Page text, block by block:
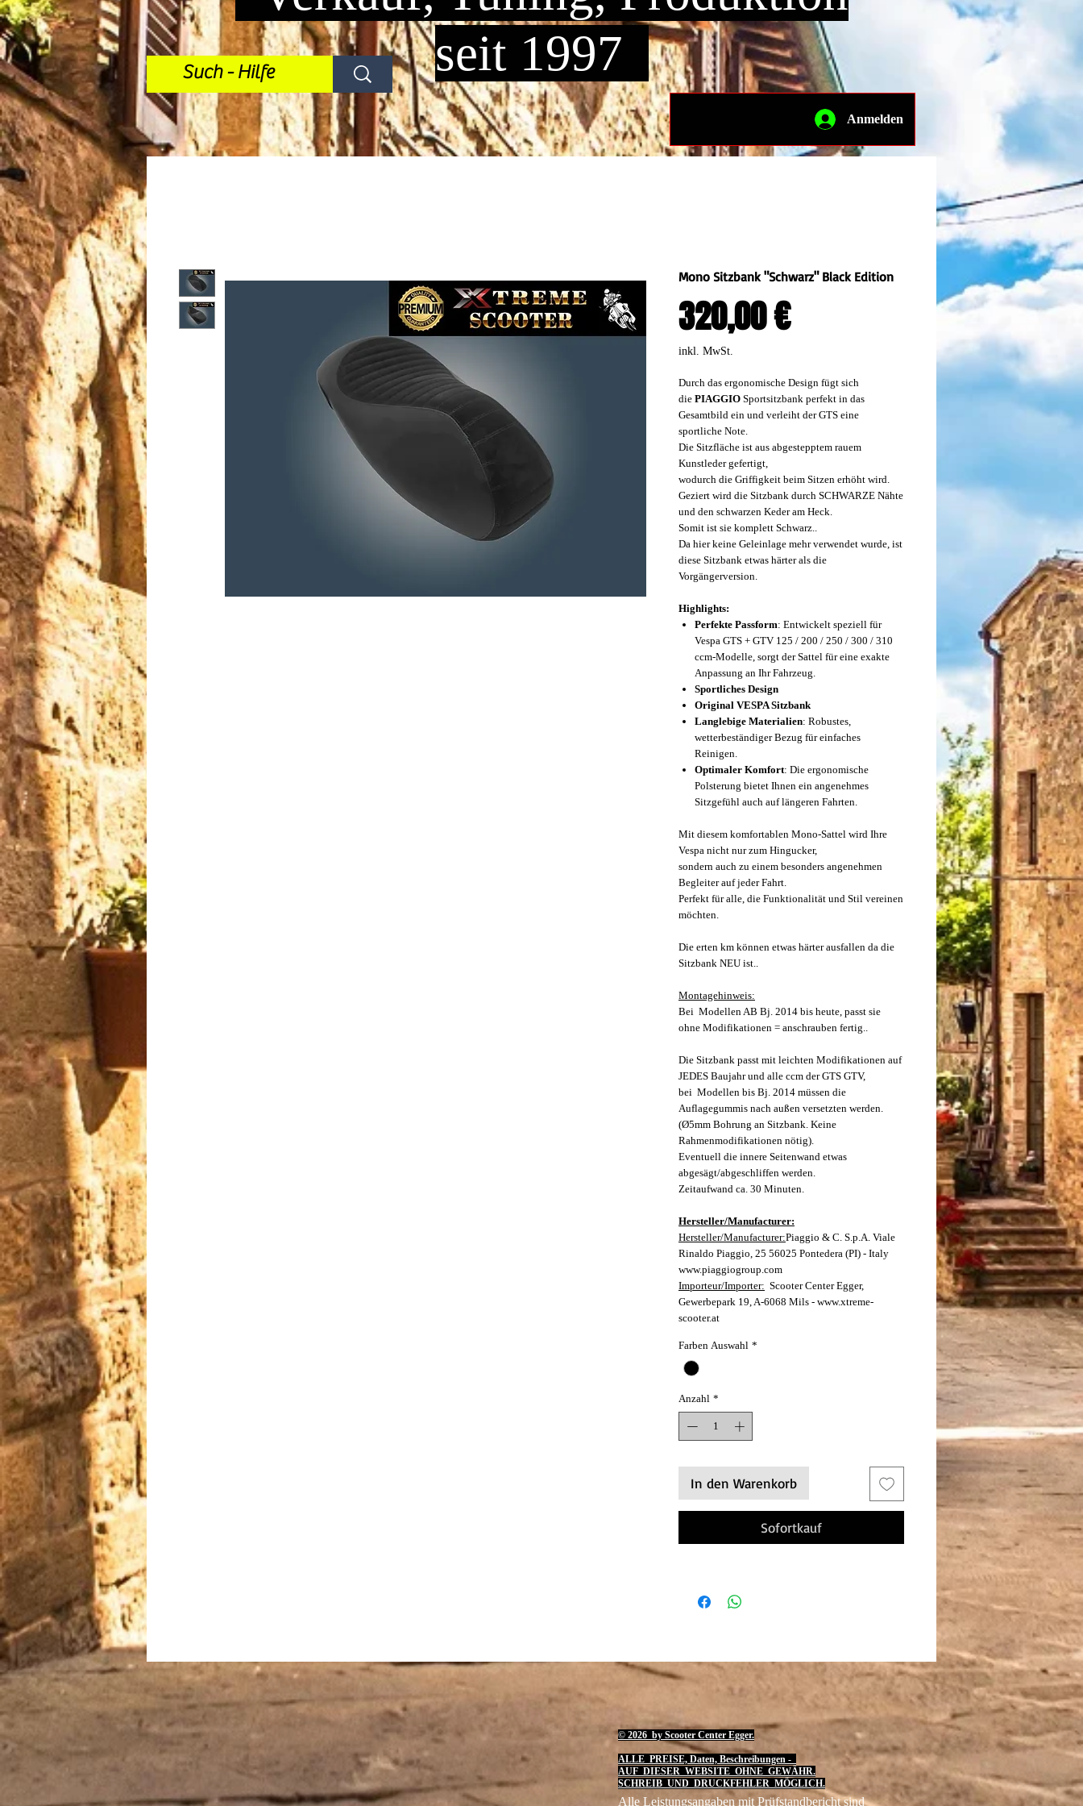
seit 1997
Anmelden
Mono Sitzbank "Schwarz" Black Edition
320,00 €Preis
inkl. MwSt.
Durch das ergonomische Design fügt sich
die PIAGGIO Sportsitzbank perfekt in das
Gesamtbild ein und verleiht der GTS eine
sportliche Note.
Die Sitzfläche ist aus abgestepptem rauem
Kunstleder gefertigt,
wodurch die Griffigkeit beim Sitzen erhöht wird.
Geziert wird die Sitzbank durch SCHWARZE Nähte
und den schwarzen Keder am Heck.
Somit ist sie komplett Schwarz..
Da hier keine Geleinlage mehr verwendet wurde, ist
diese Sitzbank etwas härter als die
Vorgängerversion.
Highlights:
Perfekte Passform: Entwickelt speziell für
Vespa GTS + GTV 125 / 200 / 250 / 300 / 310
ccm-Modelle, sorgt der Sattel für eine exakte
Anpassung an Ihr Fahrzeug.
Sportliches Design
Original VESPA Sitzbank
Langlebige Materialien: Robustes,
wetterbeständiger Bezug für einfaches
Reinigen.
Optimaler Komfort: Die ergonomische
Polsterung bietet Ihnen ein angenehmes
Sitzgefühl auch auf längeren Fahrten.
Mit diesem komfortablen Mono-Sattel wird Ihre
Vespa nicht nur zum Hingucker,
sondern auch zu einem besonders angenehmen
Begleiter auf jeder Fahrt.
Perfekt für alle, die Funktionalität und Stil vereinen
möchten.
Die erten km können etwas härter ausfallen da die
Sitzbank NEU ist..
Montagehinweis:
Bei Modellen AB Bj. 2014 bis heute, passt sie
ohne Modifikationen = anschrauben fertig..
Die Sitzbank passt mit leichten Modifikationen auf
JEDES Baujahr und alle ccm der GTS GTV,
bei Modellen bis Bj. 2014 müssen die
Auflagegummis nach außen versetzten werden.
(Ø5mm Bohrung an Sitzbank. Keine
Rahmenmodifikationen nötig).
Eventuell die innere Seitenwand etwas
abgesägt/abgeschliffen werden.
Zeitaufwand ca. 30 Minuten.
Hersteller/Manufacturer:
Hersteller/Manufacturer:Piaggio & C. S.p.A. Viale
Rinaldo Piaggio, 25 56025 Pontedera (PI) - Italy
www.piaggiogroup.com
Importeur/Importer: Scooter Center Egger,
Gewerbepark 19, A-6068 Mils - www.xtreme-
scooter.at
Farben Auswahl *
Anzahl *
In den Warenkorb
Sofortkauf
Alle Leistungsangaben mit Prüfstandbericht sind
© 2026 by Scooter Center Egger.
ALLE PREISE, Daten, Beschreibungen -
AUF DIESER WEBSITE OHNE GEWÄHR.
SCHREIB UND DRUCKFEHLER MÖGLICH.